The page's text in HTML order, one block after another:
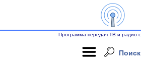
Программа передач ТВ и радио
Поиск